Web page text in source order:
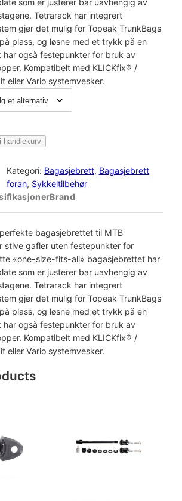
som er justerer bar uavhengig av
Tetrarack har integrert
gjør det mulig for Topeak TrunkBags
plass, og løsne med et trykk på en
har også festepunkter for bruk av
Kompatibelt med KLICKfix® /
eller Vario systemvesker.
handlekurv
Kategori: Bagasjebrett, Bagasjebrett
foran, Sykkeltilbehør
Brand
bagasjebrettet til MTB
stive gafler uten festepunkter for
«one-size-fits-all» bagasjebrettet har
som er justerer bar uavhengig av
Tetrarack har integrert
gjør det mulig for Topeak TrunkBags
plass, og løsne med et trykk på en
har også festepunkter for bruk av
Kompatibelt med KLICKfix® /
eller Vario systemvesker.